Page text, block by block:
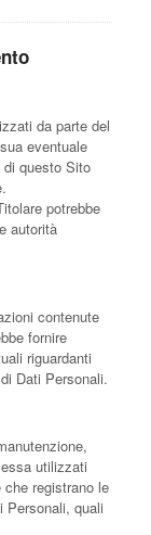
da parte del
eventuale
questo Sito
potrebbe
autorità
contenute
fornire
riguardanti
Dati Personali.
utilizzati
registrano le
Personali, quali